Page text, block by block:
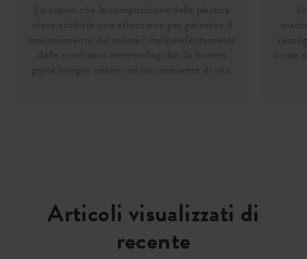
Lo sapevi che la composizione della plastica
viene studiata con attenzione per garantire il
mantenimento del colore? Indipendentemente
dalle condizioni meteorologiche, la fioriera
porta sempre colore nel tuo ambiente di vita.
come
Articoli visualizzati di
recente